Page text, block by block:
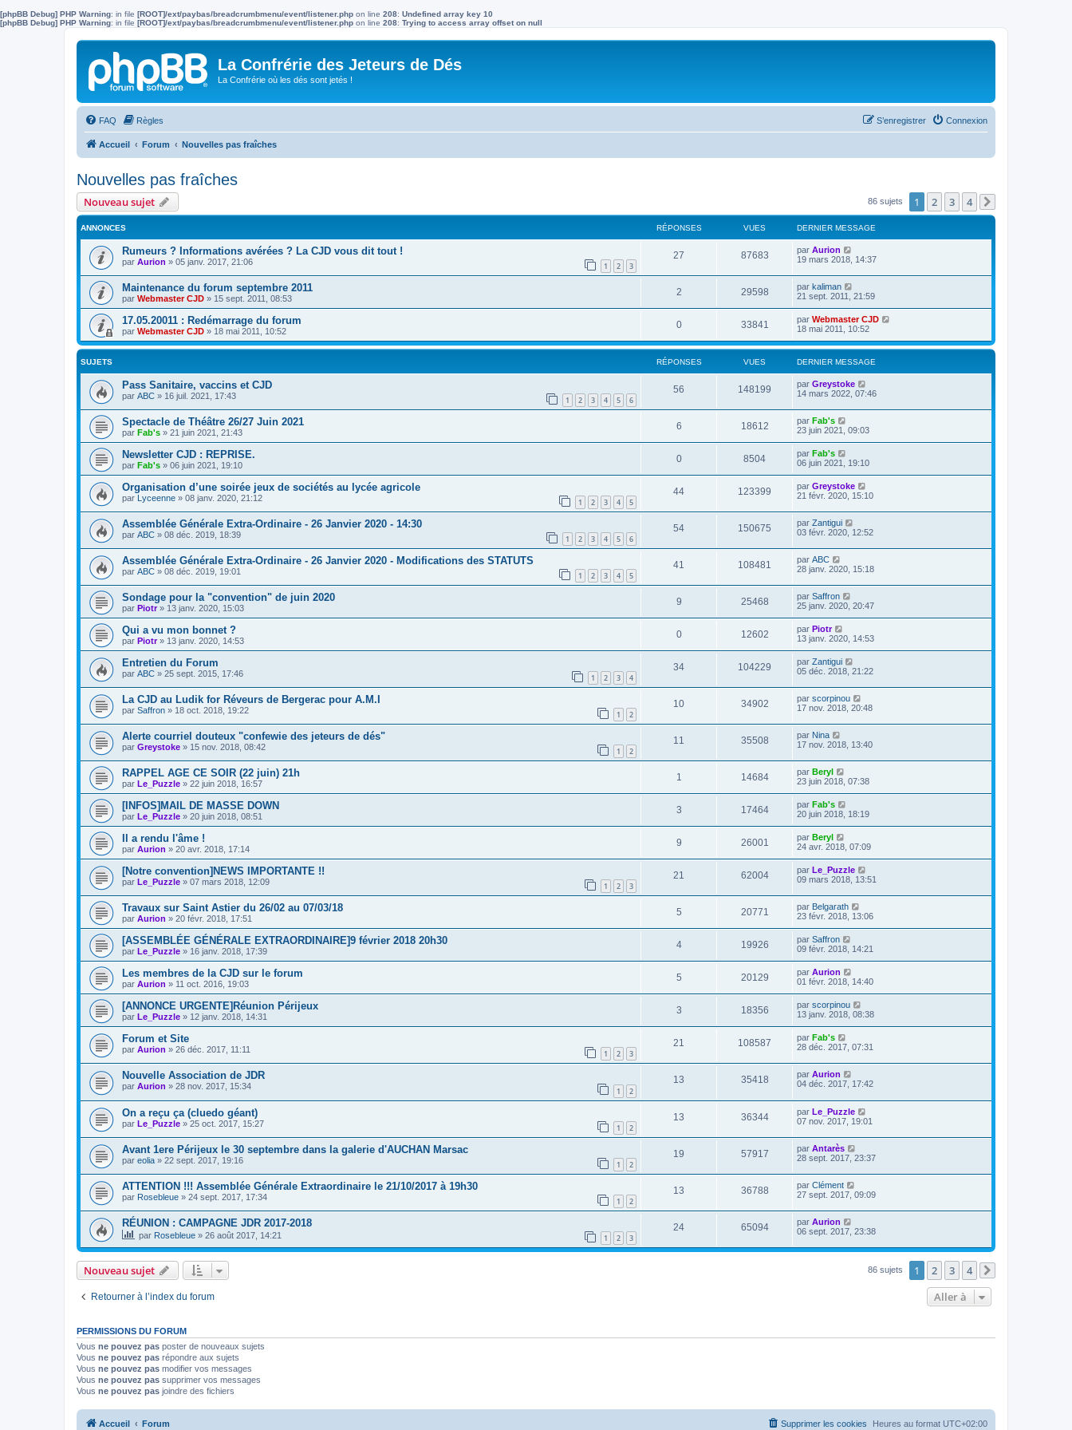
[phpBB Debug] PHP Warning: in file [ROOT]/ext/paybas/breadcrumbmenu/event/listener.php on line 208: Undefined array key 10
[phpBB Debug] PHP Warning: in file [ROOT]/ext/paybas/breadcrumbmenu/event/listener.php on line 208: Trying to access array offset on null
La Confrérie des Jeteurs de Dés
La Confrérie où les dés sont jetés !
FAQ Règles Connexion
S’enregistrer
Accueil Forum Nouvelles pas fraîches
Nouvelles pas fraîches
Nouveau sujet 86 sujets 1 2 3 4
ANNONCES RÉPONSES VUES DERNIER MESSAGE
Rumeurs ? Informations avérées ? La CJD vous dit tout !
par Aurion » 05 janv. 2017, 21:06 1 2 3
27 87683 par Aurion
19 mars 2018, 14:37
Maintenance du forum septembre 2011
par Webmaster CJD » 15 sept. 2011, 08:53
2 29598 par kaliman
21 sept. 2011, 21:59
17.05.20011 : Redémarrage du forum
par Webmaster CJD » 18 mai 2011, 10:52
0 33841 par Webmaster CJD
18 mai 2011, 10:52
SUJETS RÉPONSES VUES DERNIER MESSAGE
Pass Sanitaire, vaccins et CJD
par ABC » 16 juil. 2021, 17:43 1 2 3 4 5 6
56 148199 par Greystoke
14 mars 2022, 07:46
Spectacle de Théâtre 26/27 Juin 2021
par Fab's » 21 juin 2021, 21:43
6 18612 par Fab's
23 juin 2021, 09:03
Newsletter CJD : REPRISE.
par Fab's » 06 juin 2021, 19:10
0 8504 par Fab's
06 juin 2021, 19:10
Organisation d’une soirée jeux de sociétés au lycée agricole
par Lyceenne » 08 janv. 2020, 21:12 1 2 3 4 5
44 123399 par Greystoke
21 févr. 2020, 15:10
Assemblée Générale Extra-Ordinaire - 26 Janvier 2020 - 14:30
par ABC » 08 déc. 2019, 18:39 1 2 3 4 5 6
54 150675 par Zantigui
03 févr. 2020, 12:52
Assemblée Générale Extra-Ordinaire - 26 Janvier 2020 - Modifications des STATUTS
par ABC » 08 déc. 2019, 19:01 1 2 3 4 5
41 108481 par ABC
28 janv. 2020, 15:18
Sondage pour la "convention" de juin 2020
par Piotr» 13 janv. 2020, 15:03
9 25468 par Saffron
25 janv. 2020, 20:47
Qui a vu mon bonnet ?
par Piotr» 13 janv. 2020, 14:53
0 12602 par Piotr
13 janv. 2020, 14:53
Entretien du Forum
par ABC » 25 sept. 2015, 17:46 1 2 3 4
34 104229 par Zantigui
05 déc. 2018, 21:22
La CJD au Ludik for Réveurs de Bergerac pour A.M.I
par Saffron » 18 oct. 2018, 19:22 1 2
10 34902 par scorpinou
17 nov. 2018, 20:48
Alerte courriel douteux "confewie des jeteurs de dés"
par Greystoke » 15 nov. 2018, 08:42 1 2
11 35508 par Nina
17 nov. 2018, 13:40
RAPPEL AGE CE SOIR (22 juin) 21h
par Le_Puzzle » 22 juin 2018, 16:57
1 14684 par Beryl
23 juin 2018, 07:38
[INFOS]MAIL DE MASSE DOWN
par Le_Puzzle » 20 juin 2018, 08:51
3 17464 par Fab's
20 juin 2018, 18:19
Il a rendu l'âme !
par Aurion » 20 avr. 2018, 17:14
9 26001 par Beryl
24 avr. 2018, 07:09
[Notre convention]NEWS IMPORTANTE !!
par Le_Puzzle » 07 mars 2018, 12:09 1 2 3
21 62004 par Le_Puzzle
09 mars 2018, 13:51
Travaux sur Saint Astier du 26/02 au 07/03/18
par Aurion » 20 févr. 2018, 17:51
5 20771 par Belgarath
23 févr. 2018, 13:06
[ASSEMBLÉE GÉNÉRALE EXTRAORDINAIRE]9 février 2018 20h30
par Le_Puzzle » 16 janv. 2018, 17:39
4 19926 par Saffron
09 févr. 2018, 14:21
Les membres de la CJD sur le forum
par Aurion » 11 oct. 2016, 19:03
5 20129 par Aurion
01 févr. 2018, 14:40
[ANNONCE URGENTE]Réunion Périjeux
par Le_Puzzle » 12 janv. 2018, 14:31
3 18356 par scorpinou
13 janv. 2018, 08:38
Forum et Site
par Aurion » 26 déc. 2017, 11:11 1 2 3
21 108587 par Fab's
28 déc. 2017, 07:31
Nouvelle Association de JDR
par Aurion » 28 nov. 2017, 15:34 1 2
13 35418 par Aurion
04 déc. 2017, 17:42
On a reçu ça (cluedo géant)
par Le_Puzzle » 25 oct. 2017, 15:27 1 2
13 36344 par Le_Puzzle
07 nov. 2017, 19:01
Avant 1ere Périjeux le 30 septembre dans la galerie d'AUCHAN Marsac
par eolia » 22 sept. 2017, 19:16 1 2
19 57917 par Antarès
28 sept. 2017, 23:37
ATTENTION !!! Assemblée Générale Extraordinaire le 21/10/2017 à 19h30
par Rosebleue » 24 sept. 2017, 17:34 1 2
13 36788 par Clément
27 sept. 2017, 09:09
RÉUNION : CAMPAGNE JDR 2017-2018
par Rosebleue » 26 août 2017, 14:21 1 2 3
24 65094 par Aurion
06 sept. 2017, 23:38
Nouveau sujet 86 sujets 1 2 3 4
Retourner à l’index du forum Aller à
PERMISSIONS DU FORUM
Vous ne pouvez pas poster de nouveaux sujets
Vous ne pouvez pas répondre aux sujets
Vous ne pouvez pas modifier vos messages
Vous ne pouvez pas supprimer vos messages
Vous ne pouvez pas joindre des fichiers
Accueil Forum Heures au format UTC+02:00
Supprimer les cookies